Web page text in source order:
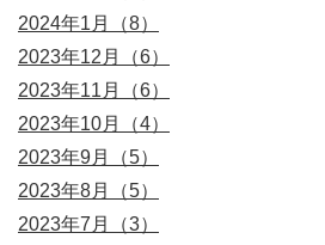
2024年1月（8）
2023年12月（6）
2023年11月（6）
2023年10月（4）
2023年9月（5）
2023年8月（5）
2023年7月（3）